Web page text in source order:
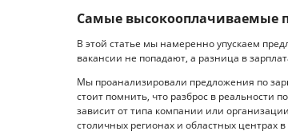
Самые высокооплачиваемые
В этой статье мы намеренно упускаем
вакансии не попадают, а разница в
Мы проанализировали предложения по
стоит помнить, что разброс в реальности
зависит от типа компании или
столичных регионах и областных центрах